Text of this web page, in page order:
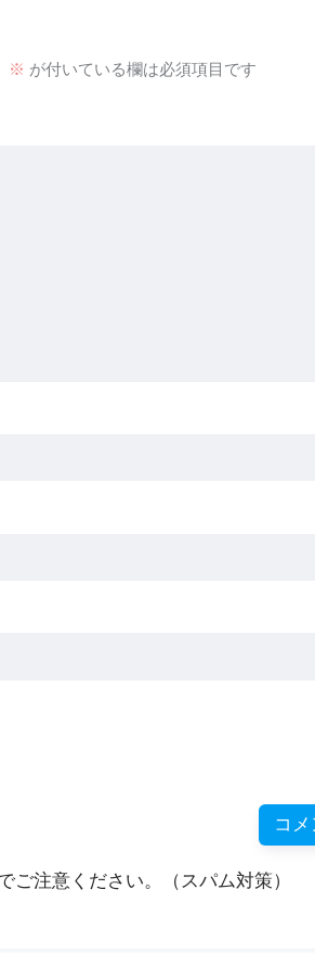
※ が付いている欄は必須項目です
注意ください。（スパム対策）